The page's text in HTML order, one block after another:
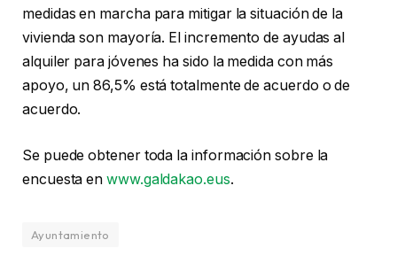
medidas en marcha para mitigar la situación de la
vivienda son mayoría. El incremento de ayudas al
alquiler para jóvenes ha sido la medida con más
apoyo, un 86,5% está totalmente de acuerdo o de
acuerdo.
Se puede obtener toda la información sobre la
encuesta enwww.galdakao.eus.
Ayuntamiento